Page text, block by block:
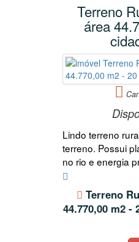
Terreno
área
Lindo terreno
terreno. Possui
no rio e energia
Terreno
44.770,00 m2 -